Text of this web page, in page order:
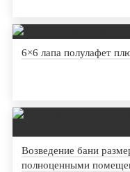
6×6 лапа полулафет
Возведение бани
полноценными